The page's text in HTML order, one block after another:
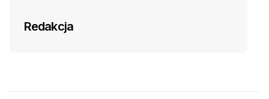
Redakcja